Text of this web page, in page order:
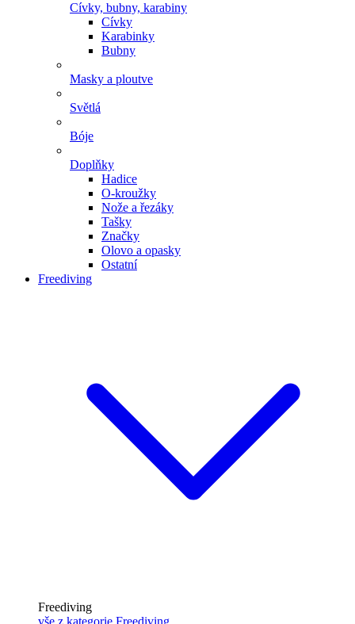
Cívky, bubny, karabiny
Cívky
Karabinky
Bubny
Masky a ploutve
Světlá
Bóje
Doplňky
Hadice
O-kroužky
Nože a řezáky
Tašky
Značky
Olovo a opasky
Ostatní
Freediving
Freediving
vše z kategorie Freediving